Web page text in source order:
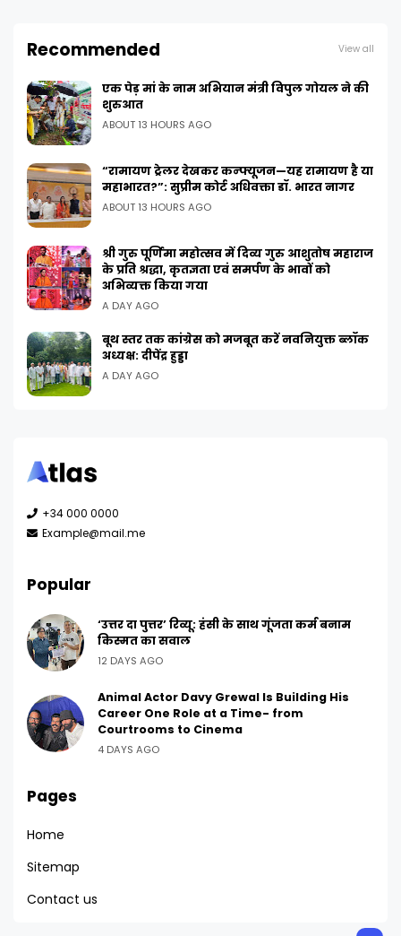
Recommended View all
एक पेड़ मां के नाम अभियान मंत्री विपुल गोयल ने की
शुरुआत
ABOUT 13 HOURS AGO
“रामायण ट्रेलर देखकर कन्फ्यूजन—यह रामायण है या
महाभारत?”: सुप्रीम कोर्ट अधिवक्ता डॉ. भारत नागर
ABOUT 13 HOURS AGO
श्री गुरु पूर्णिमा महोत्सव में दिव्य गुरु आशुतोष महाराज
के प्रति श्रद्धा, कृतज्ञता एवं समर्पण के भावों को
अभिव्यक्त किया गया
A DAY AGO
बूथ स्तर तक कांग्रेस को मजबूत करें नवनियुक्त ब्लॉक
अध्यक्ष: दीपेंद्र हुड्डा
A DAY AGO
+34 000 0000
Example@mail.me
Popular
‘उत्तर दा पुत्तर’ रिव्यू: हंसी के साथ गूंजता कर्म बनाम
किस्मत का सवाल
12 DAYS AGO
Animal Actor Davy Grewal Is Building His
Career One Role at a Time- from
Courtrooms to Cinema
4 DAYS AGO
Pages
Home
Sitemap
Contact us